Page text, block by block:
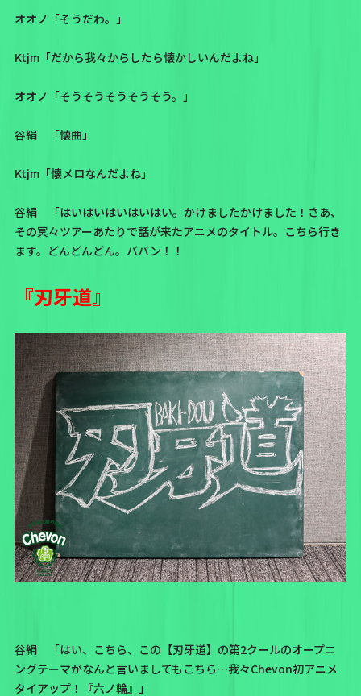
オオノ「そうだわ。」
Ktjm「だから我々からしたら懐かしいんだよね」
オオノ「そうそうそうそうそう。」
谷絹 「懐曲」
Ktjm「懐メロなんだよね」
谷絹 「はいはいはいはいはい。かけましたかけました！さあ、
その冥々ツアーあたりで話が来たアニメのタイトル。こちら行き
ます。どんどんどん。ババン！！
『刃牙道』
谷絹 「はい、こちら、この【刃牙道】の第2クールのオープニ
ングテーマがなんと言いましてもこちら…我々Chevon初アニメ
タイアップ！『六ノ輪』」